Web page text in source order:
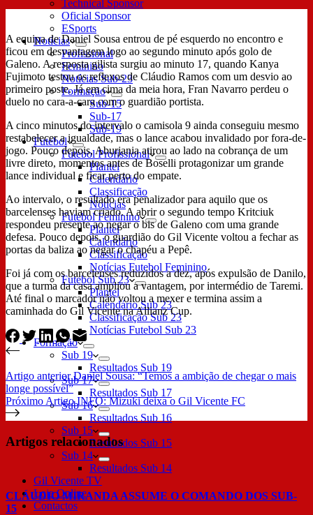
Technical Sponsor
Oficial Sponsor
ESports
Notícias
Profissional
Feminino
Notícias Sub-23
Formação
Sub-15
Sub-17
Sub-19
Futebol
Futebol Profissional
Plantel
Calendário
Classificação
Notícias
Futebol Feminino
Plantel
Calendário
Classificação
Notícias Futebol Feminino
Futebol Sub 23
Plantel
Calendário Sub 23
Classificação Sub 23
Notícias Futebol Sub 23
Formação
Sub 19
Resultados Sub 19
Sub 17
Resultados Sub 17
Sub 16
Resultados Sub 16
Sub 15
Resultados Sub 15
Sub 14
Resultados Sub 14
Gil Vicente TV
Loja Online
Contactos
A equipa de Daniel Sousa entrou de pé esquerdo no encontro e
ficou em desvantagem logo ao segundo minuto após golo de
Galeno. A resposta gilista surgiu ao minuto 17, quando Kanya
Fujimoto testou os reflexos de Cláudio Ramos com um desvio ao
primeiro poste. Já em cima da meia hora, Fran Navarro perdeu o
duelo no cara-a-cara com o guardião portista.
A cinco minutos do intervalo o camisola 9 ainda conseguiu mesmo
restabelecer a igualdade, mas o lance acabou invalidado por fora-de-
jogo. Pouco depois, Aburjania atirou ao lado na cobrança de um
livre direto, momentos antes de Boselli protagonizar um grande
lance individual e ficar perto do empate.
Ao intervalo, o resultado era penalizador para aquilo que os
barcelenses haviam criado. A abrir o segundo tempo Kritciuk
respondeu presente ao negar o bis de Galeno com uma grande
defesa. Pouco depois, o guardião do Gil Vicente voltou a fechar as
portas da baliza ao negar o chapéu a Pepê.
Foi já com os barcelenses reduzidos a dez, após expulsão de Danilo,
que a turma da casa ampliou a vantagem, por intermédio de Taremi.
Até final o marcador não voltou a mexer e termina assim a
caminhada do Gil Vicente na Allianz Cup.
Artigo anteriorDaniel Sousa: “Temos a ambição de chegar o mais
longe possível”
Próximo Artigo INFO: Mizuki deixa o Gil Vicente FC
Artigos relacionados
CLÁUDIO MIRANDA ASSUME O COMANDO DOS SUB-
15